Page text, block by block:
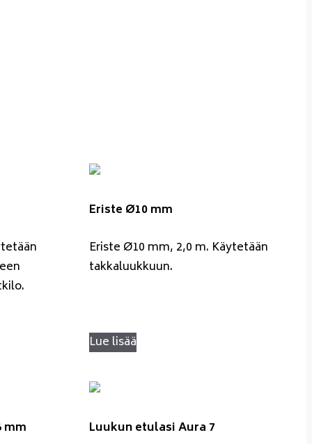
Eriste Ø10 mm
Eriste Ø10 mm, 2,0 m. Käytetään
takkaluukkuun.
Lue lisää
Luukun etulasi Aura 7